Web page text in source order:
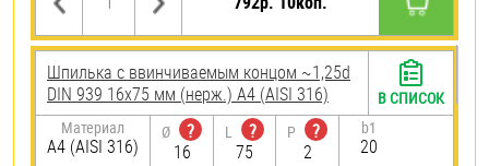
Шпилька c ввинчиваемым концом ~1,25d
DIN 939 16х75 мм (нерж.) A4 (AISI 316)
Материал
A4 (AISI 316)
Ø
?
16
L
?
75
P
?
2
b1
20
В СПИСОК